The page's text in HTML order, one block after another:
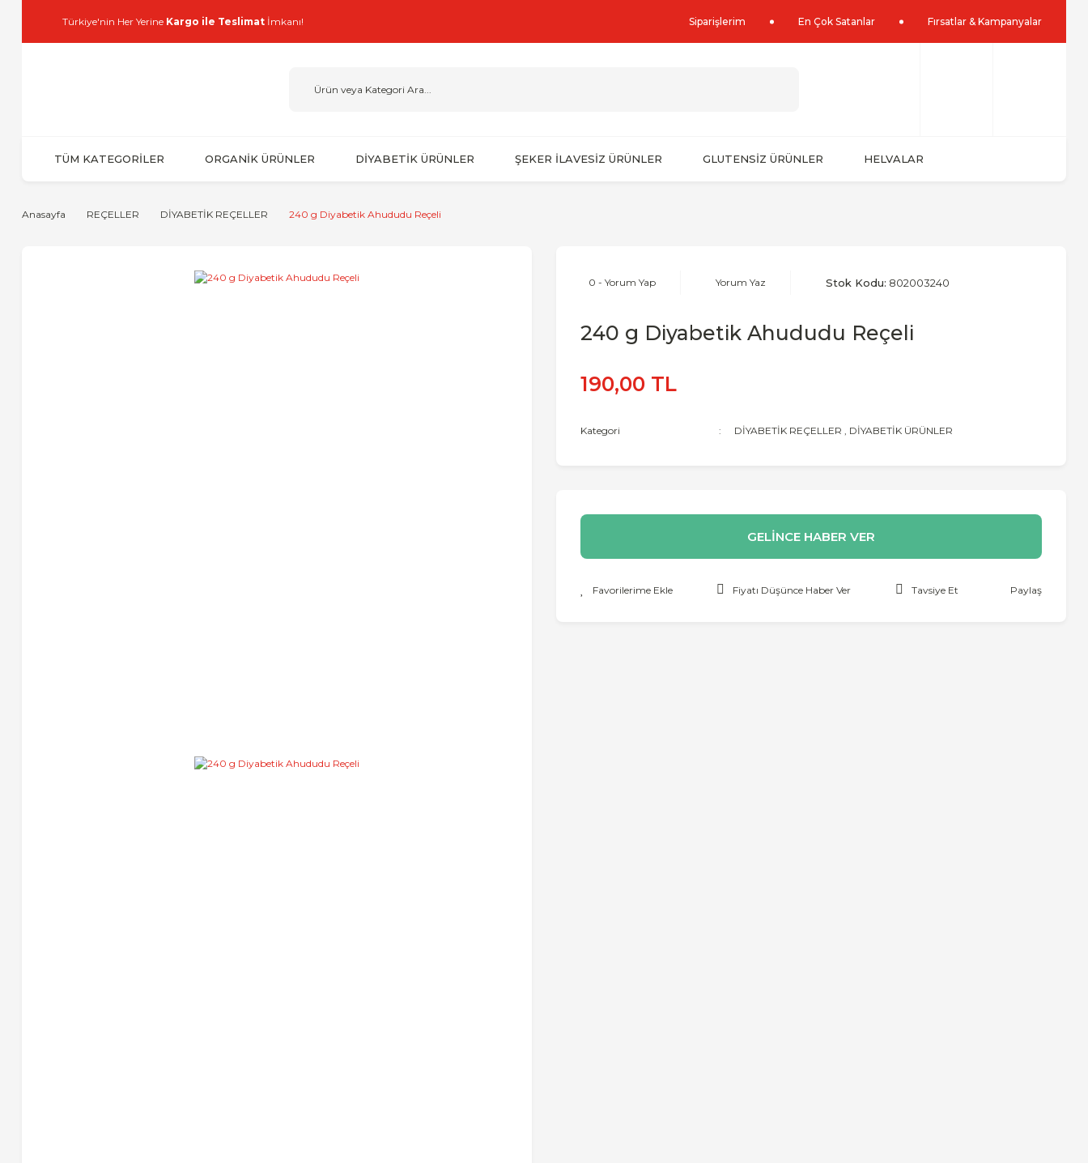
Türkiye'nin Her Yerine Kargo ile Teslimat İmkanı! Siparişlerim En Çok Satanlar Fırsatlar & Kampanyalar
TÜM KATEGORİLER ORGANİK ÜRÜNLER DİYABETİK ÜRÜNLER ŞEKER İLAVESİZ ÜRÜNLER GLUTENSİZ ÜRÜNLER HELVALAR
Anasayfa REÇELLER DİYABETİK REÇELLER 240 g Diyabetik Ahududu Reçeli
0 - Yorum Yap Yorum Yaz Stok Kodu: 802003240
240 g Diyabetik Ahududu Reçeli
190,00 TL
Kategori DİYABETİK REÇELLER , DİYABETİK ÜRÜNLER
GELİNCE HABER VER
Fiyatı Düşünce Haber Ver Tavsiye Et Paylaş